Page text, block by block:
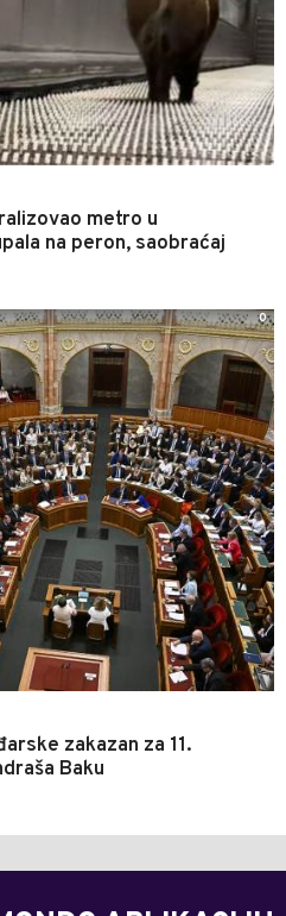
metro u
na peron, saobraćaj
zakazan za 11.
Baku
0